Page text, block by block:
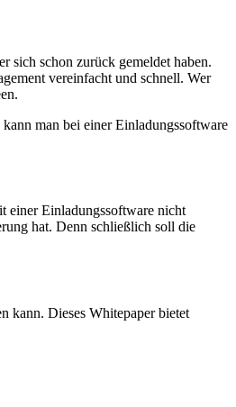
sich schon zurück gemeldet haben.
vereinfacht und schnell. Wer
man bei einer Einladungssoftware
einer Einladungssoftware nicht
hat. Denn schließlich soll die
kann. Dieses Whitepaper bietet